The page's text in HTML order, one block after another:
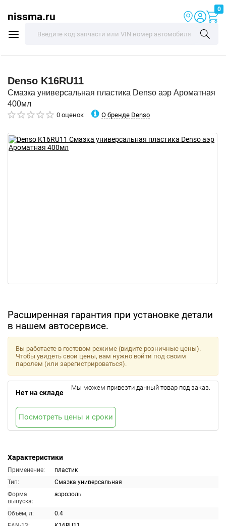
nissma.ru
0
Denso K16RU11
Смазка универсальная пластика Denso аэр Ароматная
400мл
0 оценок О бренде Denso
Расширенная гарантия при установке детали
в нашем автосервисе.
Характеристики
Применение:
пластик
Тип:
Смазка универсальная
Форма
выпуска:
аэрозоль
Объём, л:
0.4
Вы работаете в гостевом режиме (видите розничные цены).
Чтобы увидеть свои цены, вам нужно войти под своим
паролем (или зарегистрироваться).
Нет на складе
Мы можем привезти данный товар под заказ.
Посмотреть цены и сроки